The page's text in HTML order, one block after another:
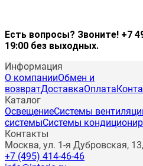
Есть вопросы? Звоните! +7
19:00 без выходных.
Информация
О компанииОбмен и
возвратДоставкаОплата
Каталог
ОсвещениеСистемы
системыСистемы
Контакты
Москва, ул. 1-я Дубровская,
+7 (495) 414-46-46